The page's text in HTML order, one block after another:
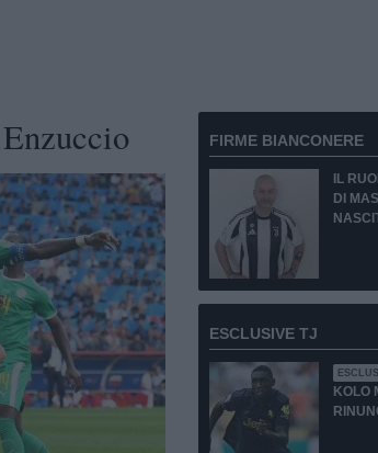
FIRME BIANCONERE
IL
DI
ESCLUSIVE TJ
KOLO